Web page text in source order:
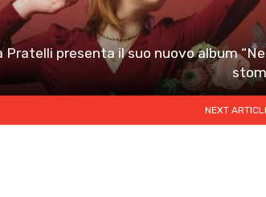
Pratelli presenta il suo nuovo album
NEXT